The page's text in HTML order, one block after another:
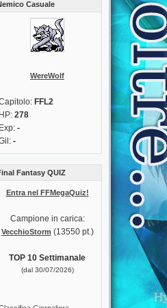
Casuale
WereWolf
FFL2
HP: 278
Exp: -
-
Fantasy QUIZ
Entra nel FFMegaQuiz!
Campione in carica:
VecchioStorm (13550 pt.)
TOP 10 Settimanale
(dal 30/07/2026)